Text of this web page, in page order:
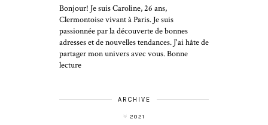
Bonjour! Je suis Caroline, 26 ans,
Clermontoise vivant à Paris. Je suis
passionnée par la découverte de bonnes
adresses et de nouvelles tendances. J'ai hâte de
partager mon univers avec vous. Bonne
lecture
ARCHIVE
2021